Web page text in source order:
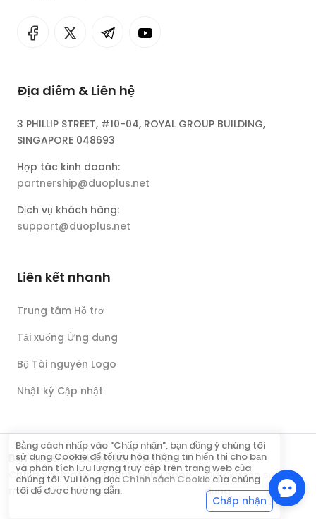
Địa điểm & Liên hệ
3 PHILLIP STREET, #10-04, ROYAL GROUP BUILDING,
SINGAPORE 048693
Hợp tác kinh doanh:
partnership@duoplus.net
Dịch vụ khách hàng:
support@duoplus.net
Liên kết nhanh
Trung tâm Hỗ trợ
Tải xuống Ứng dụng
Bộ Tài nguyên Logo
Nhật ký Cập nhật
Bản quyền © DUOPLUS PTE. LTD.
Chính sách bảo
mật
Chính sách hoàn
tiền
Điều khoản sử
dụng
Bằng cách nhấp vào "Chấp nhận", bạn đồng ý chúng tôi
sử dụng Cookie để tối ưu hóa thông tin hiển thị cho bạn
và phân tích lưu lượng truy cập trên trang web của
chúng tôi. Vui lòng đọc Chính sách Cookie của chúng
tôi để được hướng dẫn.
Chấp nhận